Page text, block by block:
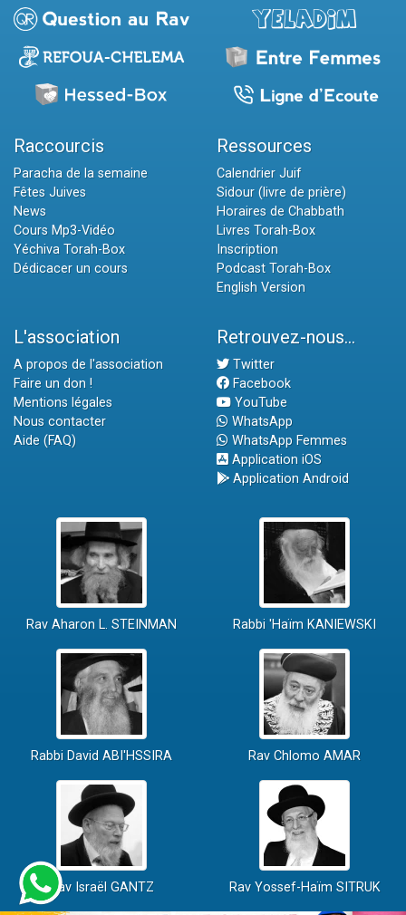
Raccourcis
Paracha de la semaine
Fêtes Juives
News
Cours Mp3-Vidéo
Yéchiva Torah-Box
Dédicacer un cours
Ressources
Calendrier Juif
Sidour (livre de prière)
Horaires de Chabbath
Livres Torah-Box
Inscription
Podcast Torah-Box
English Version
L'association
A propos de l'association
Faire un don !
Mentions légales
Nous contacter
Aide (FAQ)
Retrouvez-nous...
Twitter
Facebook
YouTube
WhatsApp
WhatsApp Femmes
Application iOS
Application Android
Rav Aharon L. STEINMAN Rabbi 'Haïm KANIEWSKI
Rabbi David ABI'HSSIRA Rav Chlomo AMAR
Rav Israël GANTZ Rav Yossef-Haïm SITRUK